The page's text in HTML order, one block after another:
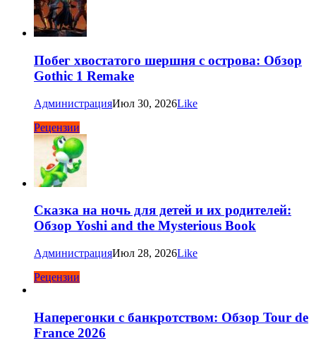
Побег хвостатого шершня с острова: Обзор
Gothic 1 Remake
АдминистрацияИюл 30, 2026Like
Рецензии
Сказка на ночь для детей и их родителей:
Обзор Yoshi and the Mysterious Book
АдминистрацияИюл 28, 2026Like
Рецензии
Наперегонки с банкротством: Обзор Tour de
France 2026